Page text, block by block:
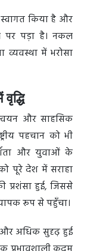
किया है और
पड़ा है। नकल
व्यवस्था में भरोसा
और साहसिक
पहचान को भी
और युवाओं के
पूरे देश में सराहा
प्रशंसा हुई, जिससे
रूप से पहुँचा।
और अधिक सुदृढ़ हुई